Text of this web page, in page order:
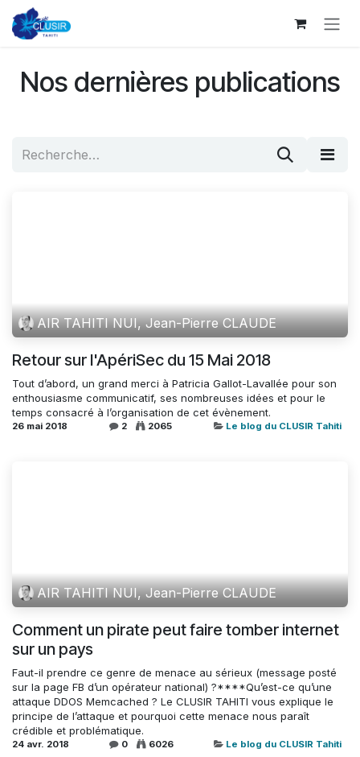
Se rendre au contenu
Nos dernières publications
AIR TAHITI NUI, Jean-Pierre CLAUDE
Retour sur l'ApériSec du 15 Mai 2018
Tout d’abord, un grand merci à Patricia Gallot-Lavallée pour son
enthousiasme communicatif, ses nombreuses idées et pour le
temps consacré à l’organisation de cet évènement.
26 mai 2018 2 2065 Le blog du CLUSIR Tahiti
AIR TAHITI NUI, Jean-Pierre CLAUDE
Comment un pirate peut faire tomber internet
sur un pays
Faut-il prendre ce genre de menace au sérieux (message posté
sur la page FB d’un opérateur national) ?****Qu’est-ce qu’une
attaque DDOS Memcached ? Le CLUSIR TAHITI vous explique le
principe de l’attaque et pourquoi cette menace nous paraît
crédible et problématique.
24 avr. 2018 0 6026 Le blog du CLUSIR Tahiti